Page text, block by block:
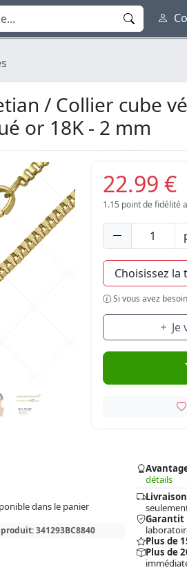
/ Collier cube
or 18K - 2 mm
dans le panier
produit:341293BC8840
détails
Garantit
Plus de
Plus de
22.99 €
1.15 point de fidélité
Si vous avez